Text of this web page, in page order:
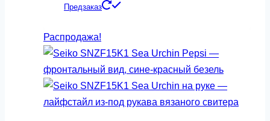
цена
89
900 ₽.
Предзаказ
Распродажа!